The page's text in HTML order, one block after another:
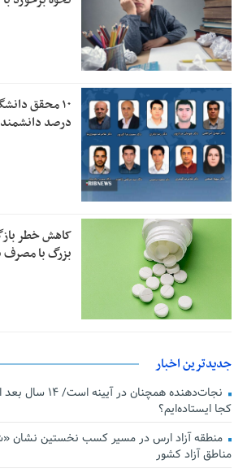
درصد
کاهش خطر
بزرگ با
جدیدترین اخبار
نجات‌دهنده‌ همچنان
کجا ایستاده‌ایم؟
منطقه آزاد ارس در مسیر کسب نخستین نشان
مناطق آزاد کشور